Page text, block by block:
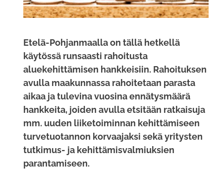
Etelä-Pohjanmaalla on tällä hetkellä
käytössä runsaasti rahoitusta
aluekehittämisen hankkeisiin. Rahoituksen
avulla maakunnassa rahoitetaan parasta
aikaa ja tulevina vuosina ennätysmäärä
hankkeita, joiden avulla etsitään ratkaisuja
mm. uuden liiketoiminnan kehittämiseen
turvetuotannon korvaajaksi sekä yritysten
tutkimus- ja kehittämisvalmiuksien
parantamiseen.